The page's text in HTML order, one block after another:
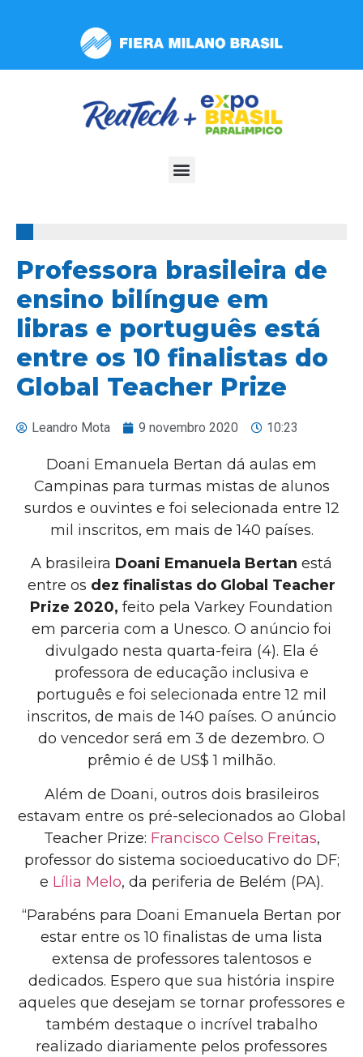
inclui
Professora brasileira de
ensino bilíngue em
libras e português está
entre os 10 finalistas do
Global Teacher Prize
Leandro Mota 9 novembro 2020 10:23
Doani Emanuela Bertan dá aulas em
Campinas para turmas mistas de alunos
surdos e ouvintes e foi selecionada entre 12
mil inscritos, em mais de 140 países.
A brasileira Doani Emanuela Bertan está
entre os dez finalistas do Global Teacher
Prize 2020, feito pela Varkey Foundation
em parceria com a Unesco. O anúncio foi
divulgado nesta quarta-feira (4). Ela é
professora de educação inclusiva e
português e foi selecionada entre 12 mil
inscritos, de mais de 140 países. O anúncio
do vencedor será em 3 de dezembro. O
prêmio é de US$ 1 milhão.
Além de Doani, outros dois brasileiros
estavam entre os pré-selecionados ao Global
Teacher Prize: Francisco Celso Freitas,
professor do sistema socioeducativo do DF;
e Lília Melo, da periferia de Belém (PA).
“Parabéns para Doani Emanuela Bertan por
estar entre os 10 finalistas de uma lista
extensa de professores talentosos e
dedicados. Espero que sua história inspire
aqueles que desejam se tornar professores e
também destaque o incrível trabalho
realizado diariamente pelos professores